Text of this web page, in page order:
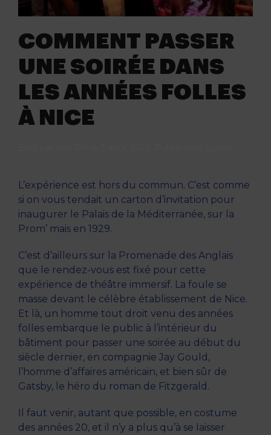
COMMENT PASSER
UNE SOIRÉE DANS
LES ANNÉES FOLLES
À NICE
L’expérience est hors du commun. C’est comme
si on vous tendait un carton d’invitation pour
inaugurer le Palais de la Méditerranée, sur la
Prom’ mais en 1929.
C’est d’ailleurs sur la Promenade des Anglais
que le rendez-vous est fixé pour cette
expérience de théâtre immersif. La foule se
masse devant le célèbre établissement de Nice.
Et là, un homme tout droit venu des années
folles embarque le public à l’intérieur du
bâtiment pour passer une soirée au début du
siècle dernier, en compagnie Jay Gould,
l’homme d’affaires américain, et bien sûr de
Gatsby, le héro du roman de Fitzgerald.
Il faut venir, autant que possible, en costume
des années 20, et il n’y a plus qu’à se laisser